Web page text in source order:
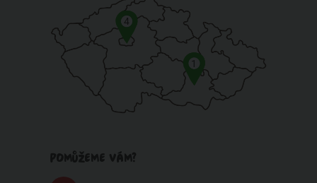
1
4
POMŮŽEME VÁM?